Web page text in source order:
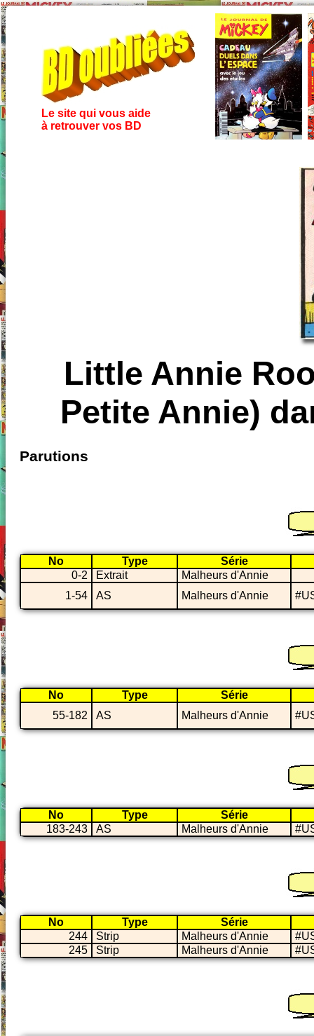
Le site qui vous aide
à retrouver vos BD
Little Annie
Petite Annie)
Parutions
No Type
Série
0-2
Extrait
Malheurs d'Annie
1-54
AS Malheurs d'Annie
No Type
Série
55-182
AS Malheurs d'Annie
No Type
Série
183-243
AS Malheurs d'Annie
No Type
Série
244
Strip Malheurs d'Annie
245
Strip Malheurs d'Annie